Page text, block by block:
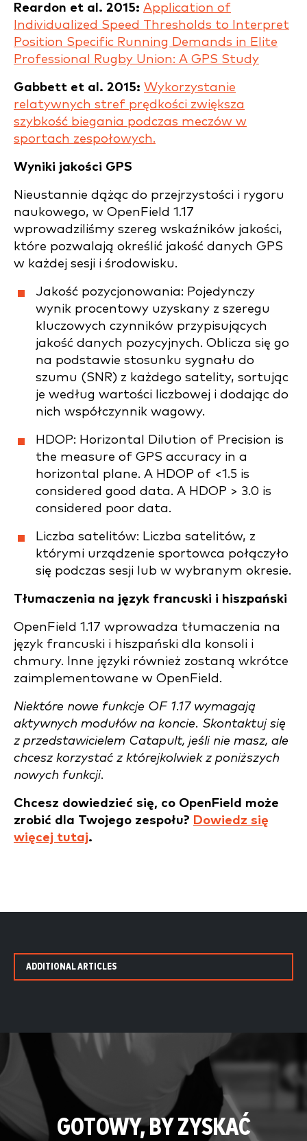
Reardon et al. 2015: Application of
Individualized Speed Thresholds to Interpret
Position Specific Running Demands in Elite
Professional Rugby Union: A GPS Study
Gabbett et al. 2015: Wykorzystanie
relatywnych stref prędkości zwiększa
szybkość biegania podczas meczów w
sportach zespołowych.
Wyniki jakości GPS
Nieustannie dążąc do przejrzystości i rygoru
naukowego, w OpenField 1.17
wprowadziliśmy szereg wskaźników jakości,
które pozwalają określić jakość danych GPS
w każdej sesji i środowisku.
Jakość pozycjonowania: Pojedynczy
wynik procentowy uzyskany z szeregu
kluczowych czynników przypisujących
jakość danych pozycyjnych. Oblicza się go
na podstawie stosunku sygnału do
szumu (SNR) z każdego satelity, sortując
je według wartości liczbowej i dodając do
nich współczynnik wagowy.
HDOP: Horizontal Dilution of Precision is
the measure of GPS accuracy in a
horizontal plane. A HDOP of <1.5 is
considered good data. A HDOP > 3.0 is
considered poor data.
Liczba satelitów: Liczba satelitów, z
którymi urządzenie sportowca połączyło
się podczas sesji lub w wybranym okresie.
Tłumaczenia na język francuski i hiszpański
OpenField 1.17 wprowadza tłumaczenia na
język francuski i hiszpański dla konsoli i
chmury. Inne języki również zostaną wkrótce
zaimplementowane w OpenField.
Niektóre nowe funkcje OF 1.17 wymagają
aktywnych modułów na koncie. Skontaktuj się
z przedstawicielem Catapult, jeśli nie masz, ale
chcesz korzystać z którejkolwiek z poniższych
nowych funkcji.
Chcesz dowiedzieć się, co OpenField może
zrobić dla Twojego zespołu? Dowiedz się
więcej tutaj.
ADDITIONAL ARTICLES
GOTOWY, BY ZYSKAĆ